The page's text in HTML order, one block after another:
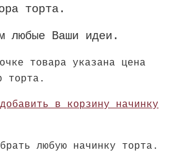
торта.
любые Ваши идеи.
товара указана цена
торта.
в корзину начинку
любую начинку торта.